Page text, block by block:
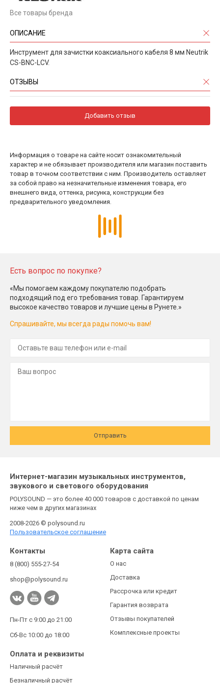
Все товары бренда
ОПИСАНИЕ
Инструмент для зачистки коаксиального кабеля 8 мм Neutrik
CS-BNC-LCV.
ОТЗЫВЫ
Добавить отзыв
Информация о товаре на сайте носит ознакомительный
характер и не обязывает производителя или магазин поставить
товар в точном соответствии с ним. Производитель оставляет
за собой право на незначительные изменения товара, его
внешнего вида, оттенка, рисунка, конструкции без
предварительного уведомления.
Есть вопрос по покупке?
«Мы помогаем каждому покупателю подобрать
подходящий под его требования товар. Гарантируем
высокое качество товаров и лучшие цены в Рунете.»
Спрашивайте, мы всегда рады помочь вам!
Отправить
Интернет-магазин музыкальных инструментов,
звукового и светового оборудования
POLYSOUND — это более 40 000 товаров с доставкой по ценам
ниже чем в других магазинах
2008-2026 © polysound.ru
Пользовательское соглашение
Контакты
8 (800) 555-27-54
shop@polysound.ru
Пн-Пт с 9:00 до 21:00
Сб-Вс 10:00 до 18:00
Карта сайта
О нас
Доставка
Рассрочка или кредит
Гарантия возврата
Отзывы покупателей
Комплексные проекты
Оплата и реквизиты
Наличный расчёт
Безналичный расчёт